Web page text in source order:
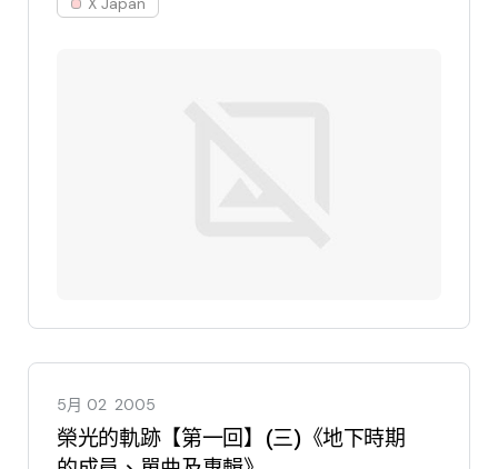
5月 02 2005
榮光的軌跡【第一回】(三)《地下時期